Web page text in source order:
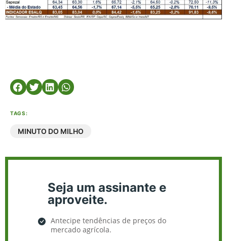
TAGS:
MINUTO DO MILHO
Seja um assinante e
aproveite.
Antecipe tendências de preços do
mercado agrícola.